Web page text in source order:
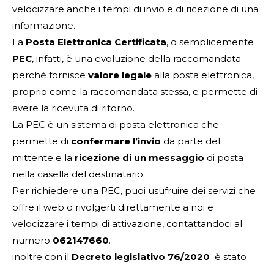
velocizzare anche i tempi di invio e di ricezione di una
informazione.
La Posta Elettronica Certificata, o semplicemente
PEC, infatti, è una evoluzione della raccomandata
perché fornisce valore legale alla posta elettronica,
proprio come la raccomandata stessa, e permette di
avere la ricevuta di ritorno.
La PEC è un sistema di posta elettronica che
permette di confermare l’invio da parte del
mittente e la ricezione di un messaggio di posta
nella casella del destinatario.
Per richiedere una PEC, puoi usufruire dei servizi che
offre il web o rivolgerti direttamente a noi e
velocizzare i tempi di attivazione, contattandoci al
numero 062147660.
inoltre con il Decreto legislativo 76/2020 è stato